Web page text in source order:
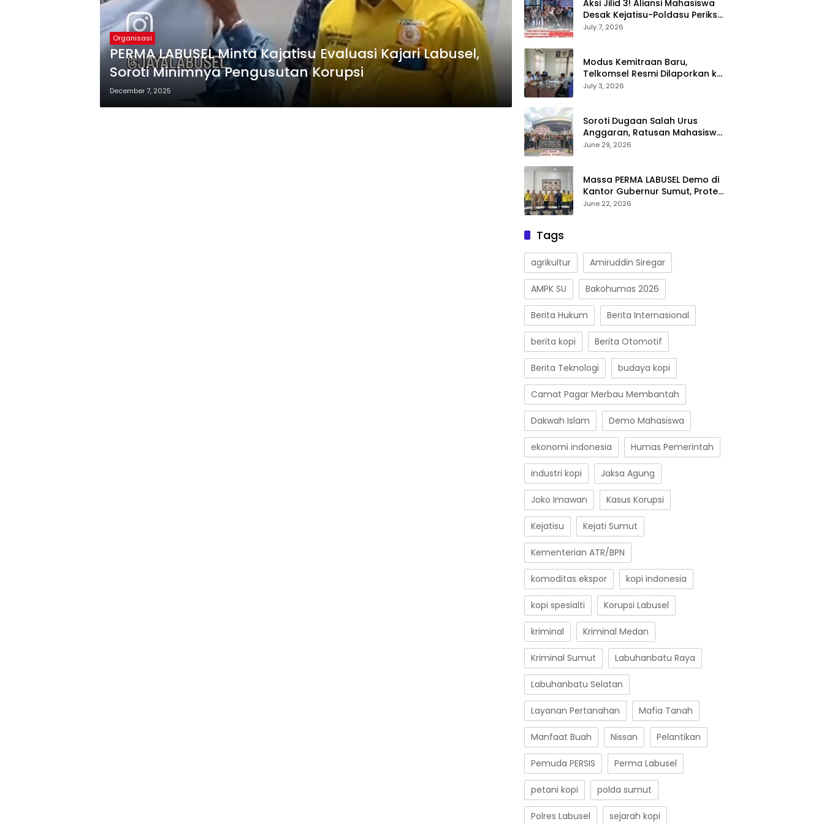
Organisasi
PERMA LABUSEL Minta Kajatisu Evaluasi Kajari Labusel,
Soroti Minimnya Pengusutan Korupsi
December 7, 2025
Aksi Jilid 3! Aliansi Mahasiswa
Desak Kejatisu-Poldasu Periksa
Bupati Labusel Terkait Dugaan
July 7, 2026
Modus Kemitraan Baru,
Telkomsel Resmi Dilaporkan ke
KPPU Sumut Diduga Tendang
July 3, 2026
Soroti Dugaan Salah Urus
Anggaran, Ratusan Mahasiswa
Labusel Geruduk Kantor
June 29, 2026
Massa PERMA LABUSEL Demo di
Kantor Gubernur Sumut, Protes
Hibah Polres Rp 25 M-Desak
June 22, 2026
Tags
agrikultur Amiruddin Siregar
AMPK SU Bakohumas 2026
Berita Hukum Berita Internasional
berita kopi Berita Otomotif
Berita Teknologi budaya kopi
Camat Pagar Merbau Membantah
Dakwah Islam Demo Mahasiswa
ekonomi indonesia Humas Pemerintah
industri kopi Jaksa Agung
Joko Imawan Kasus Korupsi
Kejatisu Kejati Sumut
Kementerian ATR/BPN
komoditas ekspor kopi indonesia
kopi spesialti Korupsi Labusel
kriminal Kriminal Medan
Kriminal Sumut Labuhanbatu Raya
Labuhanbatu Selatan
Layanan Pertanahan Mafia Tanah
Manfaat Buah Nissan Pelantikan
Pemuda PERSIS Perma Labusel
petani kopi polda sumut
Polres Labusel sejarah kopi